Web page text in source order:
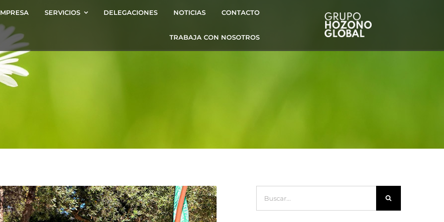
SERVICIOS DELEGACIONES NOTICIAS CONTACTO
TRABAJA CON NOSOTROS